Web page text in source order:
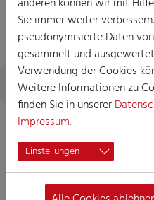
PRESSE
Skip to main content
You are here:
Home Presse
Sie immer weiter
pseudonymisierte Daten
gesammelt und
Verwendung der Cookies
Weitere Informationen zu
finden Sie in unserer
Impressum.
Einstellungen